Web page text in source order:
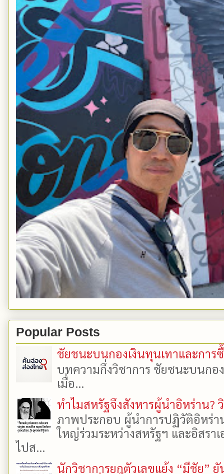
Popular Posts
ชัยชนะบนกองเงินทุนเทาและการ
บทความกึ่งวิชาการ ชัยชนะบนกอ
เมื่อ...
ทำไมสหรัฐจึงสังหารผู้นำอิหร่าน?
ภาพประกอบ ผู้นำการปฏิวัติอิหร่า
ใหญ่ร่วมระหว่างสหรัฐฯ และอิสรา
ไปส...
นักวิชาการยกตัวเลขแย้ง “มีชัย”